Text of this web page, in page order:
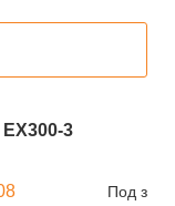
3
Под